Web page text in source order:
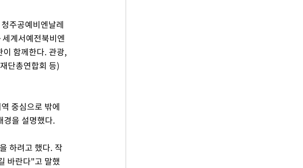
주공예비엔날레
계서예전북비엔
함께한다. 관광,
단총연합회 등)
중심으로 밖에
경을 설명했다.
하려고 했다. 작
바란다"고 말했